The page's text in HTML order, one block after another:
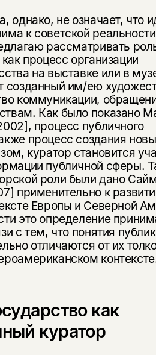
однако, не означает, что
к советской
рассматривать
процесс организации
на выставке или в
созданный им/ею
коммуникации,
Как было показано
процесс публичного
процесс создания
куратор становится
публичной сферы.
роли были дано
применительно к
Европы и Северной
это определение
с тем, что понятия
отличаются от их
как
куратор